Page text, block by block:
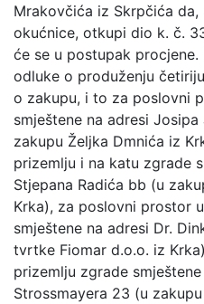
Mrakovčića iz Skrpčića
okućnice, otkupi dio k. č.
će se u postupak procjene.
odluke o produženju
o zakupu, i to za poslovni
smještene na adresi
zakupu Željka Dmnića iz
prizemlju i na katu zgrade
Stjepana Radića bb (u
Krka), za poslovni prostor
smještene na adresi Dr.
tvrtke Fiomar d.o.o. iz
prizemlju zgrade
Strossmayera 23 (u